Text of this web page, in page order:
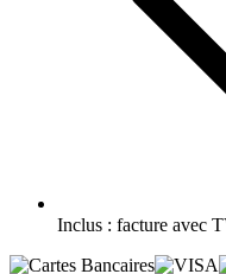
Inclus : facture avec